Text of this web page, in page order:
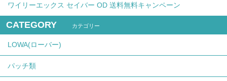
ワイリーエックス セイバー OD 送料無料キャンペーン
CATEGORY カテゴリー
LOWA(ローバー)
パッチ類